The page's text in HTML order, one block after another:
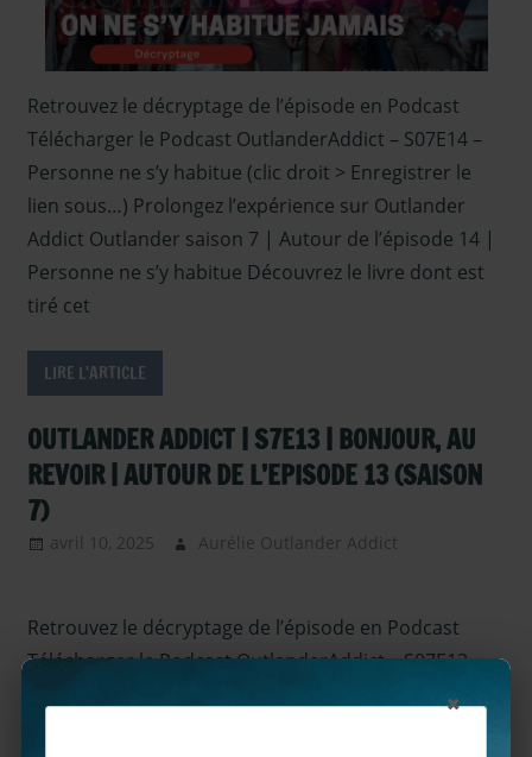
Retrouvez le décryptage de l’épisode en Podcast
Télécharger le Podcast OutlanderAddict – S07E14 –
Personne ne s’y habitue (clic droit > Enregistrer le
lien sous…) Prolongez l’expérience sur Outlander
Addict Outlander saison 7 | Autour de l’épisode 14 |
Personne ne s’y habitue Découvrez le livre dont est
tiré cet
LIRE L'ARTICLE
OUTLANDER ADDICT | S7E13 | BONJOUR, AU
REVOIR | AUTOUR DE L’EPISODE 13 (SAISON
7)
avril 10, 2025 Aurélie Outlander Addict
podcast
TV Outlander
Retrouvez le décryptage de l’épisode en Podcast
Télécharger le Podcast OutlanderAddict – S07E13 –
Bonjour, au revoir (clic droit > Enregistrer le lien×